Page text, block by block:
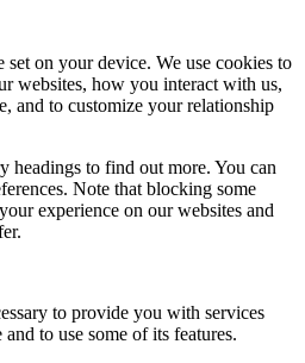
set on your device. We use cookies to
websites, how you interact with us,
and to customize your relationship
headings to find out more. You can
Note that blocking some
experience on our websites and
to provide you with services
to use some of its features.